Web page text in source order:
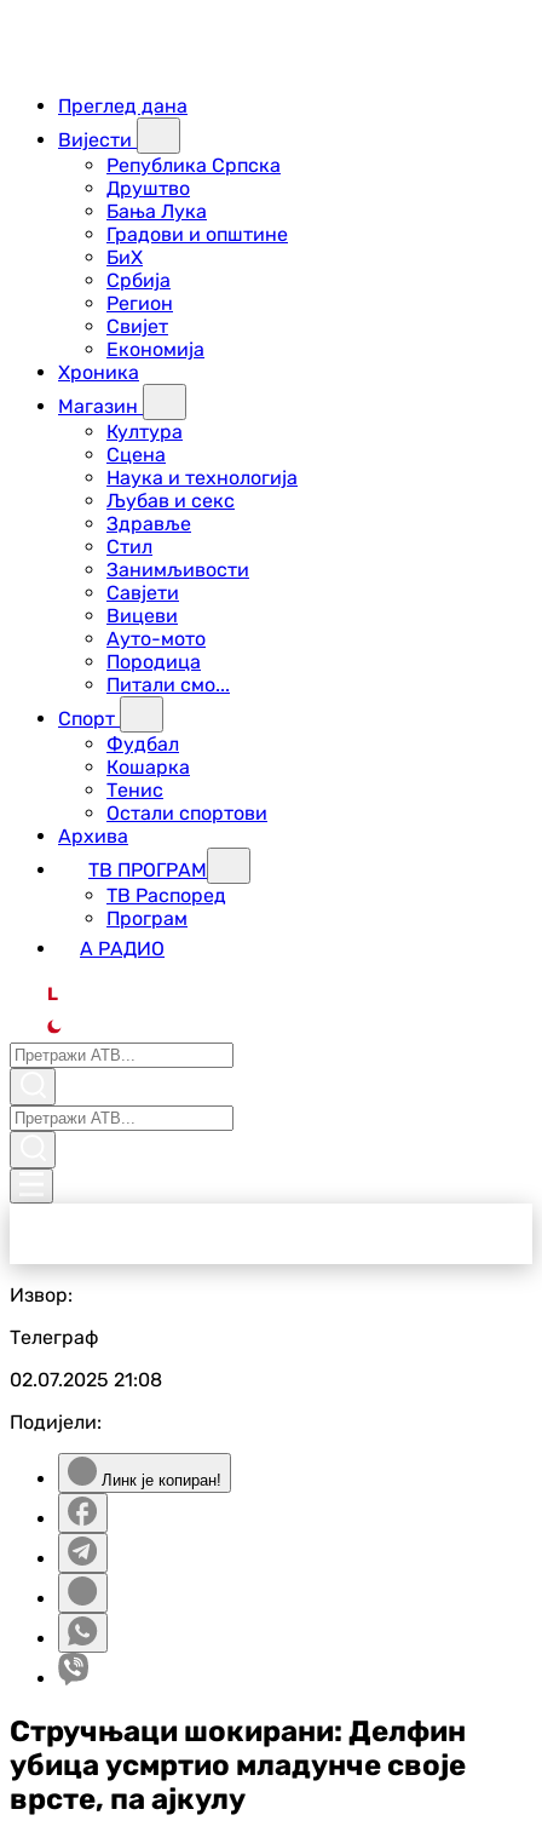
Преглед дана
Вијести
Република Српска
Друштво
Бања Лука
Градови и општине
БиХ
Србија
Регион
Свијет
Економија
Хроника
Магазин
Култура
Сцена
Наука и технологија
Љубав и секс
Здравље
Стил
Занимљивости
Савјети
Вицеви
Ауто-мото
Породица
Питали смо...
Спорт
Фудбал
Кошарка
Тенис
Остали спортови
Архива
ТВ ПРОГРАМ
ТВ Распоред
Програм
А РАДИО
L
Извор:
Телеграф
02.07.2025 21:08
Подијели:
Линк је копиран!
Стручњаци шокирани: Делфин
убица усмртио младунче своје
врсте, па ајкулу